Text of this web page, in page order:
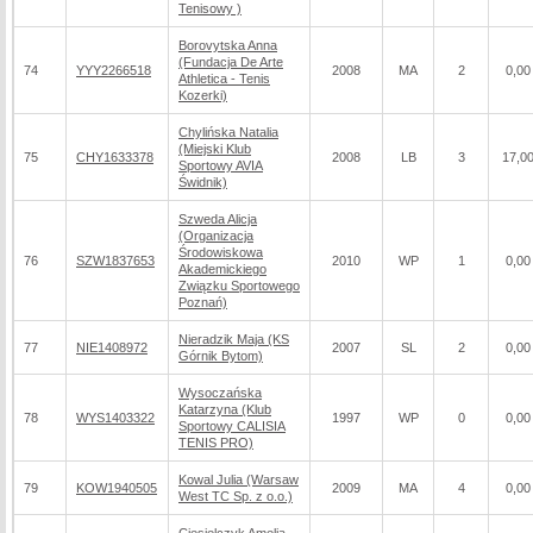
Tenisowy )
74 YYY2266518
Borovytska Anna
(Fundacja De Arte
Athletica - Tenis
Kozerki)
2008 MA 2 0,00
75 CHY1633378
Chylińska Natalia
(Miejski Klub
Sportowy AVIA
Świdnik)
2008 LB 3 17,00
76 SZW1837653
Szweda Alicja
(Organizacja
Środowiskowa
Akademickiego
Związku Sportowego
Poznań)
2010 WP 1 0,00
77 NIE1408972
Nieradzik Maja (KS
Górnik Bytom)
2007 SL 2 0,00
78 WYS1403322
Wysoczańska
Katarzyna (Klub
Sportowy CALISIA
TENIS PRO)
1997 WP 0 0,00
79 KOW1940505
Kowal Julia (Warsaw
West TC Sp. z o.o.)
2009 MA 4 0,00